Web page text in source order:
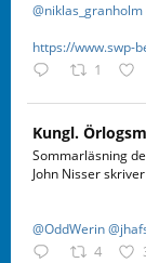
@niklas_granholm
https://www.swp-
1
Kungl.
Sommarläsning
John Nisser
@OddWerin
4